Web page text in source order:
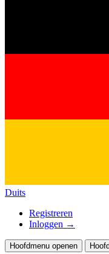
Duits
Registreren
Inloggen →
Hoofdmenu openen